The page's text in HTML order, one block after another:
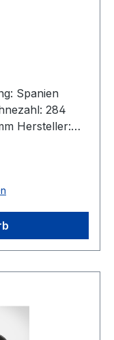
Spanien
284
Hersteller: